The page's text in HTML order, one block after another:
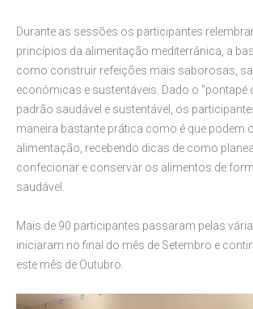
Durante as sessões os participantes
princípios da alimentação mediterrânica, a
como construir refeições mais saborosas,
económicas e sustentáveis. Dado o "pontapé
padrão saudável e sustentável, os
maneira bastante prática como é que podem
alimentação, recebendo dicas de como
confecionar e conservar os alimentos de
saudável.
Mais de 90 participantes passaram pelas
iniciaram no final do mês de Setembro e
este mês de Outubro.